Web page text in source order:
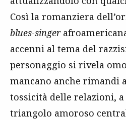
Così la romanziera
blues-singer
accenni al tema del
personaggio si rivela
mancano anche rimandi
tossicità delle relazioni,
triangolo amoroso